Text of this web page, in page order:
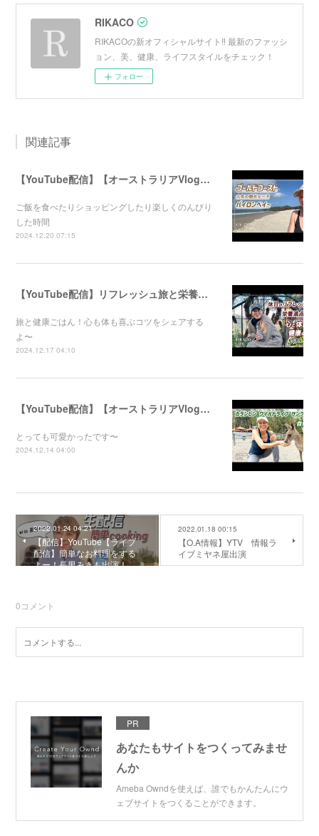
RIKACO
RIKACOの新オフィシャルサイト‼︎ 最新のファッシ
ョン、美、健康、ライフスタイルをチェック！
フォロー
関連記事
【YouTube配信】【オーストラリアVlog】オシャレで人気のバイロンベイ〜
ご飯を食べたりショッピングしたり楽しくのんびり
した時間
2024.12.20 07:15
【YouTube配信】リフレッシュ旅と栄養満点ごはん！心と体が喜ぶ健康のコツ
旅と健康ごはん！心も体も喜ぶコツをシェアする
よ〜
2024.12.17 04:10
【YouTube配信】【オーストラリアVlog】自然公園で動物たちと触れ合ってきました〜
とっても可愛かったです〜
2024.12.14 04:00
2022.01.24 04:21
【配信】YouTube【ライブ
配信】簡単なお料理をする
よー！長男みきも出演！
2022.01.18 00:15
【O.A情報】YTV 情報ラ
イブミヤネ屋出演
0コメント
PR
あなたもサイトをつくってみませ
んか
Ameba Owndを使えば、誰でもかんたんにウ
ェブサイトをつくることができます。